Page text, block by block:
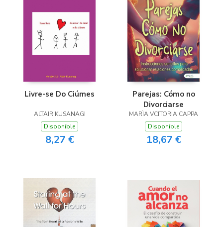
Livre-se Do Ciúmes
ALTAIR KUSANAGI
Disponible
8,27 €
Parejas: Cómo no
Divorciarse
MARÌA VCITORIA CAPPA
Disponible
18,67 €